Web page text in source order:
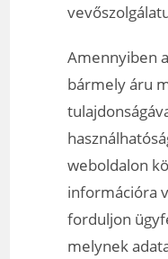
Amennyiben
bármely áru
weboldalon
információra
forduljon
melynek